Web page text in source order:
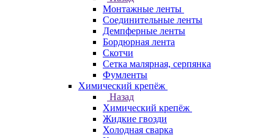
Монтажные ленты
Соединительные ленты
Демпферные ленты
Бордюрная лента
Скотчи
Сетка малярная, серпянка
Фумленты
Химический крепёж
Назад
Химический крепёж
Жидкие гвозди
Холодная сварка